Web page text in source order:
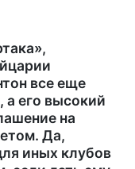
все еще
его высокий
на
Да,
иных клубов